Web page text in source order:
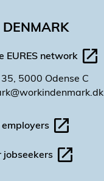
EURES network
5000 Odense C
jobseekers